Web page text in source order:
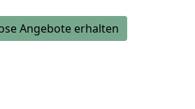
Angebote erhalten